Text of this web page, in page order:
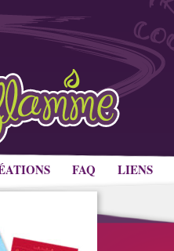
FAQ LIENS